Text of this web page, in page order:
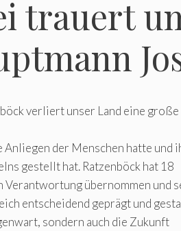
trauert
verliert unser Land eine große
der Menschen hatte und
gestellt hat. Ratzenböck hat 18
Verantwortung übernommen und
entscheidend geprägt und
sondern auch die Zukunft